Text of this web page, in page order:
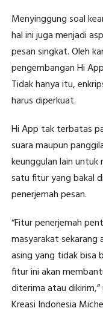
Menyinggung soal
hal ini juga menjadi
pesan singkat. Oleh
pengembangan Hi
Tidak hanya itu,
harus diperkuat.
Hi App tak terbatas
suara maupun
keunggulan lain untuk
satu fitur yang bakal
penerjemah pesan.
“Fitur penerjemah
masyarakat sekarang
asing yang tidak bisa
fitur ini akan
diterima atau
Kreasi Indonesia